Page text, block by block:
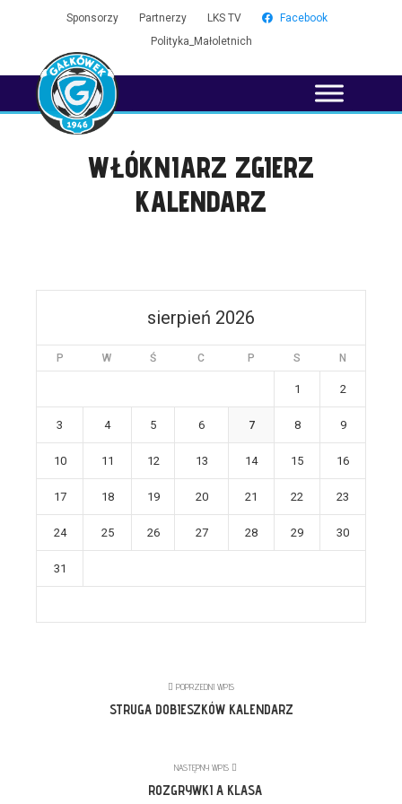
Sponsorzy Partnerzy LKS TV
Facebook
Polityka_Małoletnich
WŁÓKNIARZ ZGIERZ
KALENDARZ
sierpień 2026
P W Ś C P S N
1 2
3 4 5 6 7 8 9
10 11 12 13 14 15 16
17 18 19 20 21 22 23
24 25 26 27 28 29 30
31
POPRZEDNI WPIS
STRUGA DOBIESZKÓW KALENDARZ
NASTĘPNY WPIS
ROZGRYWKI A KLASA